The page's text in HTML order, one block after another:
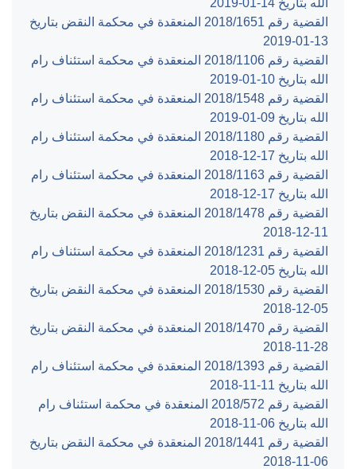
الله بتاريخ ‎2019-01-14‏
القضية رقم ‎1651‏/‎2018‏ المنعقدة في محكمة النقض بتاريخ
‎2019-01-13‏
القضية رقم ‎1106‏/‎2018‏ المنعقدة في محكمة استئناف رام
الله بتاريخ ‎2019-01-10‏
القضية رقم ‎1548‏/‎2018‏ المنعقدة في محكمة استئناف رام
الله بتاريخ ‎2019-01-09‏
القضية رقم ‎1180‏/‎2018‏ المنعقدة في محكمة استئناف رام
الله بتاريخ ‎2018-12-17‏
القضية رقم ‎1163‏/‎2018‏ المنعقدة في محكمة استئناف رام
الله بتاريخ ‎2018-12-17‏
القضية رقم ‎1478‏/‎2018‏ المنعقدة في محكمة النقض بتاريخ
‎2018-12-11‏
القضية رقم ‎1231‏/‎2018‏ المنعقدة في محكمة استئناف رام
الله بتاريخ ‎2018-12-05‏
القضية رقم ‎1530‏/‎2018‏ المنعقدة في محكمة النقض بتاريخ
‎2018-12-05‏
القضية رقم ‎1470‏/‎2018‏ المنعقدة في محكمة النقض بتاريخ
‎2018-11-28‏
القضية رقم ‎1393‏/‎2018‏ المنعقدة في محكمة استئناف رام
الله بتاريخ ‎2018-11-11‏
القضية رقم ‎572‏/‎2018‏ المنعقدة في محكمة استئناف رام
الله بتاريخ ‎2018-11-06‏
القضية رقم ‎1441‏/‎2018‏ المنعقدة في محكمة النقض بتاريخ
‎2018-11-06‏